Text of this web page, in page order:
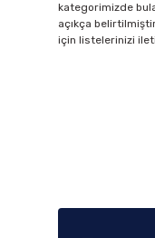
kategorimizde
açıkça
için listelerinizi